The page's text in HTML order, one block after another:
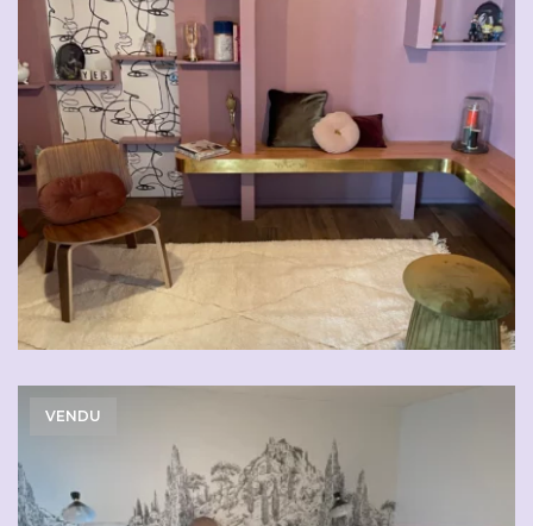
VENDU